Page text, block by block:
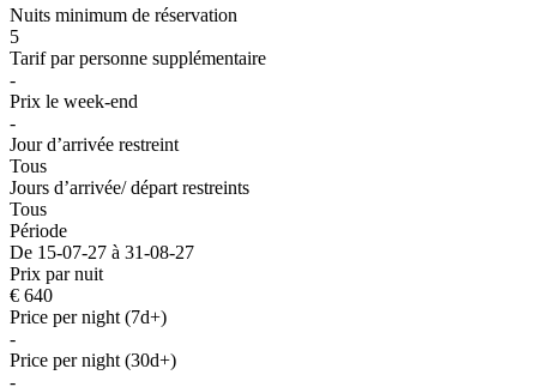
Nuits minimum de réservation
5
Tarif par personne supplémentaire
-
Prix le week-end
-
Jour d’arrivée restreint
Tous
Jours d’arrivée/ départ restreints
Tous
Période
De 15-07-27 à 31-08-27
Prix par nuit
€ 640
Price per night (7d+)
-
Price per night (30d+)
-